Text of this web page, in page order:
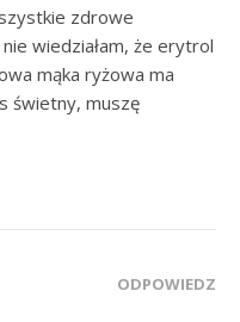
zdrowe
wiedziałam, że erytrol
mąka ryżowa ma
świetny, muszę
ODPOWIEDZ